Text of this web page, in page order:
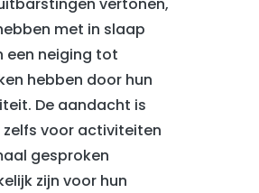
vertonen,
met in slaap
een neiging tot
hebben door hun
De aandacht is
voor activiteiten
gesproken
zijn voor hun